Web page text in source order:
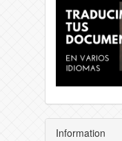
Information